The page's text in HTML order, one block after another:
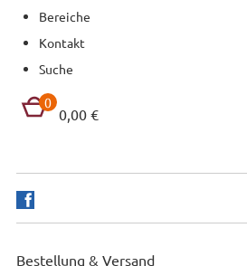
Bereiche
Kontakt
Suche
0
0,00 €
Bestellung & Versand